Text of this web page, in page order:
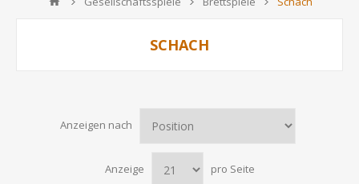
SCHACH
Anzeigen nach
Anzeige pro Seite